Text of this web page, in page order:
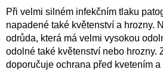
Při velmi silném infekčním tlaku
napadené také květenství a hrozny.
odrůda, která má velmi vysokou
odolné také květenství nebo hrozny.
doporučuje ochrana před kvetením a